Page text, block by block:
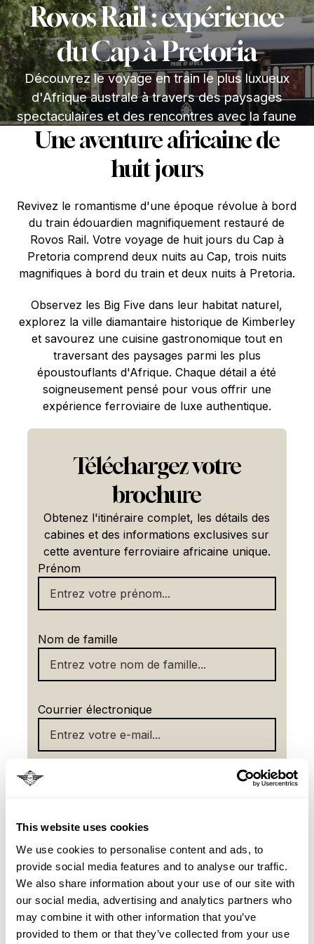
This website uses cookies
We use cookies to personalise content and ads, to
provide social media features and to analyse our traffic.
We also share information about your use of our site with
our social media, advertising and analytics partners who
may combine it with other information that you’ve
provided to them or that they’ve collected from your use
Rovos Rail : expérience
du Cap à Pretoria
Découvrez le voyage en train le plus luxueux
d'Afrique australe à travers des paysages
spectaculaires et des rencontres avec la faune
Une aventure africaine de
huit jours
Revivez le romantisme d'une époque révolue à bord
du train édouardien magnifiquement restauré de
Rovos Rail. Votre voyage de huit jours du Cap à
Pretoria comprend deux nuits au Cap, trois nuits
magnifiques à bord du train et deux nuits à Pretoria.
Observez les Big Five dans leur habitat naturel,
explorez la ville diamantaire historique de Kimberley
et savourez une cuisine gastronomique tout en
traversant des paysages parmi les plus
époustouflants d'Afrique. Chaque détail a été
soigneusement pensé pour vous offrir une
expérience ferroviaire de luxe authentique.
Téléchargez votre
brochure
Obtenez l'itinéraire complet, les détails des
cabines et des informations exclusives sur
cette aventure ferroviaire africaine unique.
Prénom
Nom de famille
Courrier électronique
Numéro de téléphone